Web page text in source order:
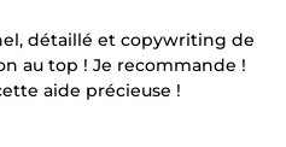
détaillé et copywriting de
au top ! Je recommande !
aide précieuse !